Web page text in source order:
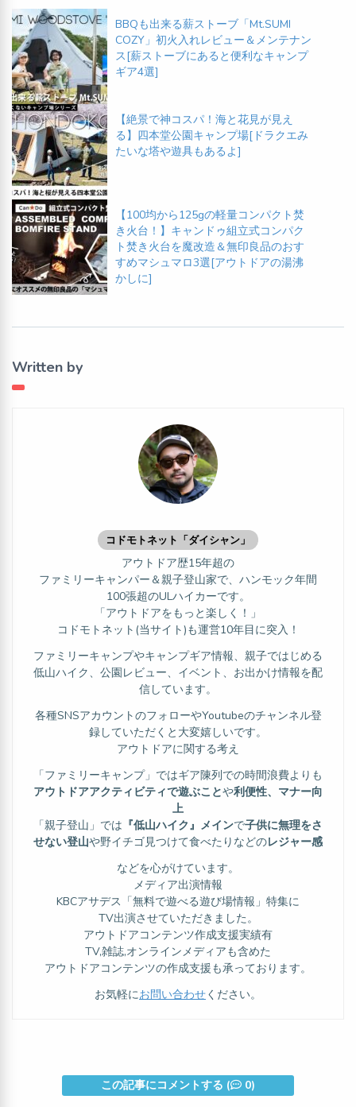
BBQも出来る薪ストーブ「Mt.SUMI
COZY」初火入れレビュー＆メンテナン
ス[薪ストーブにあると便利なキャンプ
ギア4選]
【絶景で神コスパ！海と花見が見え
る】四本堂公園キャンプ場[ドラクエみ
たいな塔や遊具もあるよ]
【100均から125gの軽量コンパクト焚
き火台！】キャンドゥ組立式コンパク
ト焚き火台を魔改造＆無印良品のおす
すめマシュマロ3選[アウトドアの湯沸
かしに]
Written by
コドモトネット「ダイシャン」
アウトドア歴15年超の
ファミリーキャンパー＆親子登山家で、ハンモック年間
100張超のULハイカーです。
「アウトドアをもっと楽しく！」
コドモトネット(当サイト)も運営10年目に突入！
ファミリーキャンプやキャンプギア情報、親子ではじめる
低山ハイク、公園レビュー、イベント、お出かけ情報を配
信しています。
各種SNSアカウントのフォローやYoutubeのチャンネル登
録していただくと大変嬉しいです。
アウトドアに関する考え
「ファミリーキャンプ」ではギア陳列での時間浪費よりも
アウトドアアクティビティで遊ぶことや利便性、マナー向
上
「親子登山」では 『低山ハイク』メインで子供に無理をさ
せない登山や野イチゴ見つけて食べたりなどのレジャー感
などを心がけています。
メディア出演情報
KBCアサデス「無料で遊べる遊び場情報」特集に
TV出演させていただきました。
アウトドアコンテンツ作成支援実績有
TV,雑誌,オンラインメディアも含めた
アウトドアコンテンツの作成支援も承っております。
お気軽にお問い合わせください。
この記事にコメントする ( 0)